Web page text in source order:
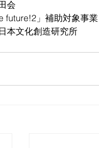
会
future!2」補助対象事業
本文化創造研究所